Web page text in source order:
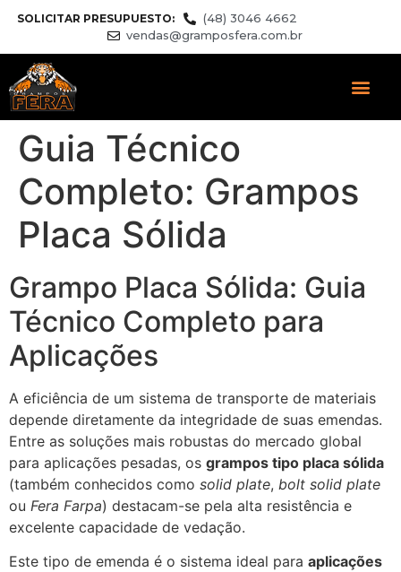
SOLICITAR PRESUPUESTO:
(48) 3046 4662
vendas@gramposfera.com.br
Guia Técnico
Completo: Grampos
Placa Sólida
Grampo Placa Sólida: Guia
Técnico Completo para
Aplicações
A eficiência de um sistema de transporte de materiais
depende diretamente da integridade de suas emendas.
Entre as soluções mais robustas do mercado global
para aplicações pesadas, os grampos tipo placa sólida
(também conhecidos como solid plate, bolt solid plate
ou Fera Farpa) destacam-se pela alta resistência e
excelente capacidade de vedação.
Este tipo de emenda é o sistema ideal para aplicações